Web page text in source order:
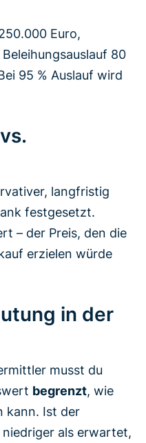
Euro,
80
95 % Auslauf wird
langfristig
festgesetzt.
– der Preis, den die
erzielen würde
in der
musst du
begrenzt, wie
kann. Ist der
als erwartet,